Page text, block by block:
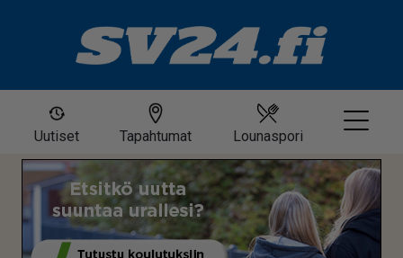
Uutiset Tapahtumat Lounaspori